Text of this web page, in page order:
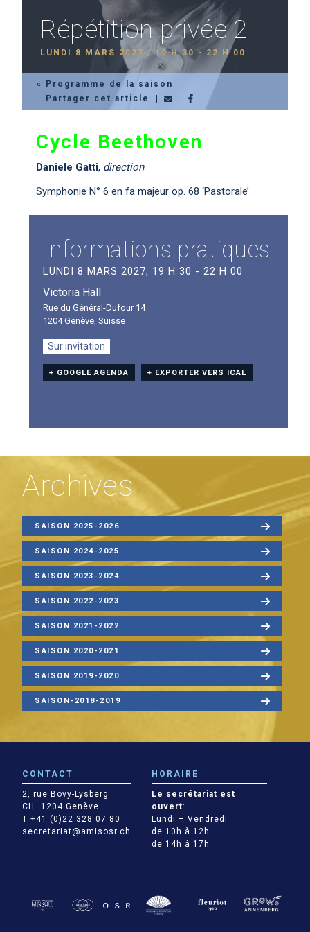
Répétition privée 2
LUNDI 8 MARS 2027 / 19 H 30 - 22 H 00
« Programme de la saison
Partager cet article
Cycle Beethoven
Daniele Gatti, direction
Symphonie N° 6 en fa majeur op. 68 ‘Pastorale’
Informations pratiques
LUNDI 8 MARS 2027, 19 H 30 - 22 H 00
Victoria Hall
Rue du Général-Dufour 14
1204 Genève, Suisse
Sur invitation
+ GOOGLE AGENDA + EXPORTER VERS ICAL
Archives
SAISON 2025-2026
SAISON 2024-2025
SAISON 2023-2024
SAISON 2022-2023
SAISON 2021-2022
SAISON 2020-2021
SAISON 2019-2020
SAISON-2018-2019
CONTACT
2, rue Bovy-Lysberg
CH–1204 Genève
T +41 (0)22 328 07 80
secretariat@amisosr.ch
HORAIRE
Le secrétariat est
ouvert:
Lundi – Vendredi
de 10h à 12h
de 14h à 17h